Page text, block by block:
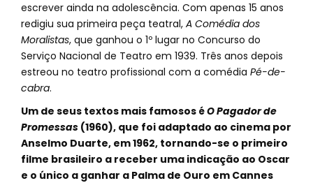
escrever ainda na adolescência. Com apenas 15 anos
redigiu sua primeira peça teatral, A Comédia dos
Moralistas, que ganhou o 1º lugar no Concurso do
Serviço Nacional de Teatro em 1939. Três anos depois
estreou no teatro profissional com a comédia Pé-de-
cabra.
Um de seus textos mais famosos éO Pagador de
Promessas (1960), que foi adaptado ao cinema por
Anselmo Duarte, em 1962, tornando-se o primeiro
filme brasileiro a receber uma indicação ao Oscar
e o único a ganhar a Palma de Ouro em Cannes